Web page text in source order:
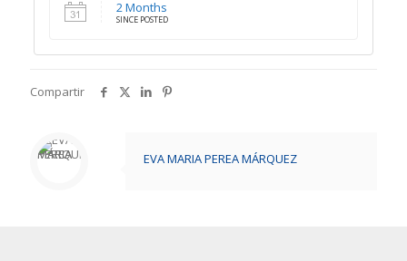
2 Months
SINCE POSTED
Compartir
EVA MARIA PEREA MÁRQUEZ